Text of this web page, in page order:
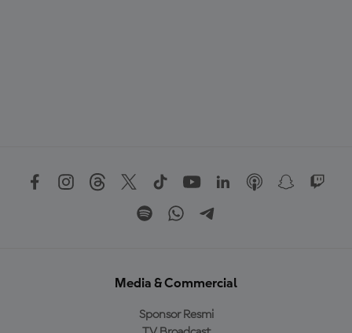
Media & Commercial
Sponsor Resmi